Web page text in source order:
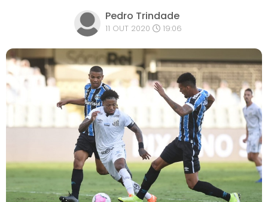
Pedro Trindade
11 OUT 2020 19:06